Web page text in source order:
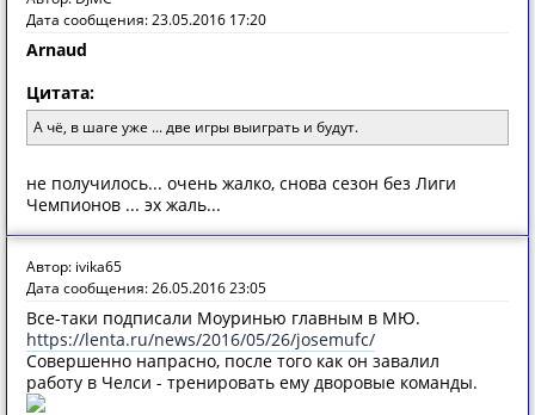
Дата сообщения: 23.05.2016 17:20
Arnaud
Цитата:
А чё, в шаге уже ... две игры выиграть и будут.
не получилось... очень жалко, снова сезон без Лиги
Чемпионов ... эх жаль...
Автор: ivika65
Дата сообщения: 26.05.2016 23:05
Все-таки подписали Моуринью главным в МЮ.
https://lenta.ru/news/2016/05/26/josemufc/
Совершенно напрасно, после того как он завалил
работу в Челси - тренировать ему дворовые команды.